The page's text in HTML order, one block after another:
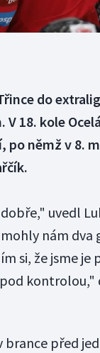
do
18. kole
po němž v 8.
uvedl
nám dva
si, že jsme je
pod
před